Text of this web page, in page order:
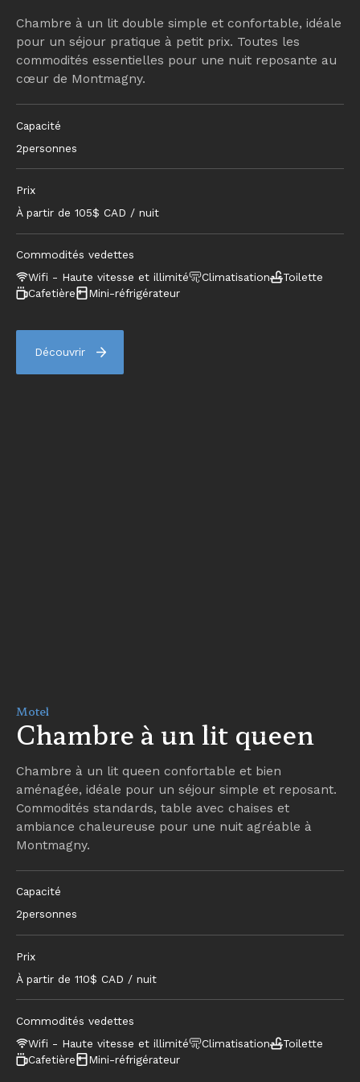
Chambre à un lit double simple et confortable, idéale
pour un séjour pratique à petit prix. Toutes les
commodités essentielles pour une nuit reposante au
cœur de Montmagny.
Capacité
2personnes
Prix
À partir de 105$ CAD / nuit
Commodités vedettes
Wifi - Haute vitesse et illimité
Climatisation
Toilette
Cafetière
Mini-réfrigérateur
Découvrir
Motel
Chambre à un lit queen
Chambre à un lit queen confortable et bien
aménagée, idéale pour un séjour simple et reposant.
Commodités standards, table avec chaises et
ambiance chaleureuse pour une nuit agréable à
Montmagny.
Capacité
2personnes
Prix
À partir de 110$ CAD / nuit
Commodités vedettes
Wifi - Haute vitesse et illimité
Climatisation
Toilette
Cafetière
Mini-réfrigérateur